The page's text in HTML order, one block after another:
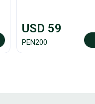
USD 59
PEN200